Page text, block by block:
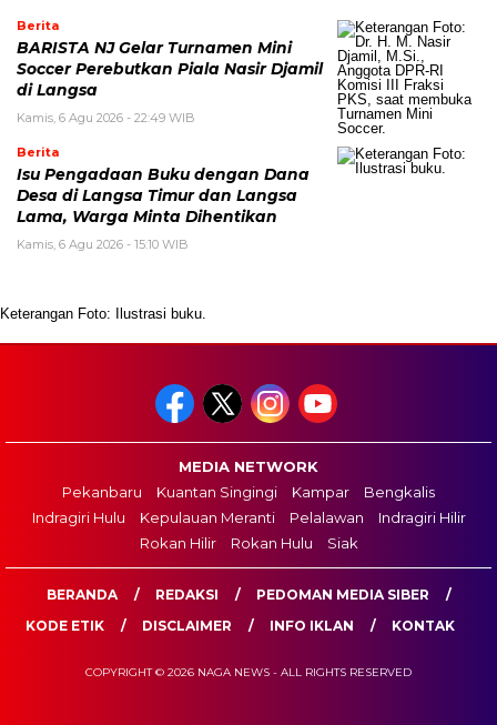
Berita
BARISTA NJ Gelar Turnamen Mini
Soccer Perebutkan Piala Nasir Djamil
di Langsa
Kamis, 6 Agu 2026 - 22:49 WIB
Berita
Isu Pengadaan Buku dengan Dana
Desa di Langsa Timur dan Langsa
Lama, Warga Minta Dihentikan
Kamis, 6 Agu 2026 - 15:10 WIB
Keterangan Foto: Ilustrasi buku.
MEDIA NETWORK
Pekanbaru
Kuantan Singingi Kampar
Bengkalis
Indragiri Hulu
Kepulauan Meranti Pelalawan
Indragiri Hilir
Rokan Hilir
Rokan Hulu Siak
BERANDA REDAKSI
PEDOMAN MEDIA SIBER
KODE ETIK
DISCLAIMER INFO IKLAN KONTAK
COPYRIGHT © 2026 NAGA NEWS - ALL RIGHTS RESERVED